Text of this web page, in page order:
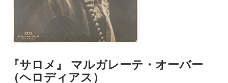
『サロメ』 マルガレーテ・オーバー
（ヘロディアス）